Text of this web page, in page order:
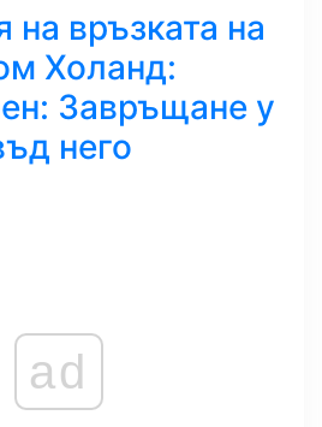
на връзката на
Холанд:
Завръщане у
него
ad